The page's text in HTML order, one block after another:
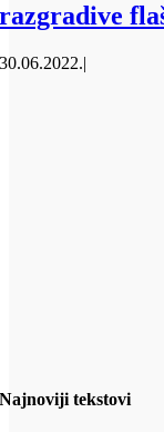
razgradive
30.06.2022.|
Najnoviji tekstovi